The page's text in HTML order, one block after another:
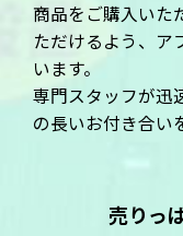
商品をご購入いた
ただけるよう、ア
います。
専門スタッフが迅
の長いお付き合い
売りっ